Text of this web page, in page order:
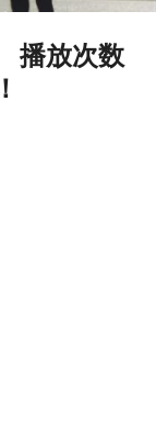
播放次数